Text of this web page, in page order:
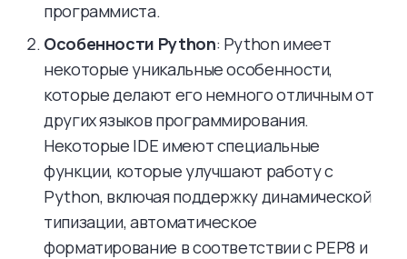
программиста.
Особенности Python: Python имеет
некоторые уникальные особенности,
которые делают его немного отличным от
других языков программирования.
Некоторые IDE имеют специальные
функции, которые улучшают работу с
Python, включая поддержку динамической
типизации, автоматическое
форматирование в соответствии с PEP8 и